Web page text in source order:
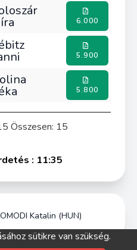
6.000
5.900
5.800
Összesen: 15
: 11:35
Katalin (HUN)
sütikre van szükség.